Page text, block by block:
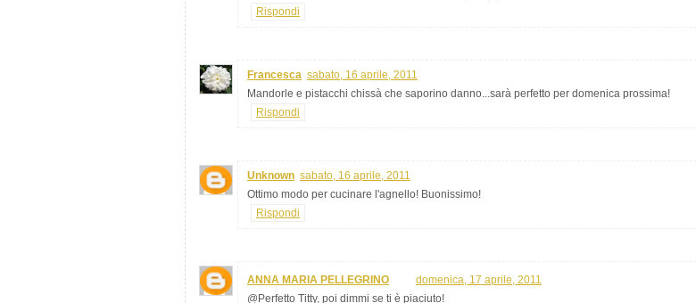
Rispondi
Francesca sabato, 16 aprile, 2011
Mandorle e pistacchi chissà che saporino danno...sarà perfetto per domenica prossima!
Rispondi
Unknown sabato, 16 aprile, 2011
Ottimo modo per cucinare l'agnello! Buonissimo!
Rispondi
ANNA MARIA PELLEGRINO
domenica, 17 aprile, 2011
@Perfetto Titty, poi dimmi se ti è piaciuto!